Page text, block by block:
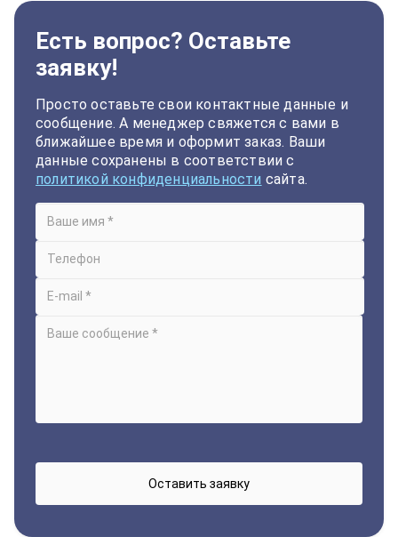
Есть вопрос? Оставьте
заявку!
Просто оставьте свои контактные данные и
сообщение. А менеджер свяжется с вами в
ближайшее время и оформит заказ. Ваши
данные сохранены в соответствии с
политикой конфиденциальности сайта.